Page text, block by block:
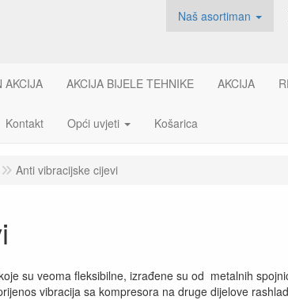
Naš asortiman
AKCIJA AKCIJA BIJELE TEHNIKE AKCIJA
Kontakt Opći uvjeti Košarica
Anti vibracijske cijevi
su veoma fleksibilne, izrađene su od metalnih
vibracija sa kompresora na druge dijelove